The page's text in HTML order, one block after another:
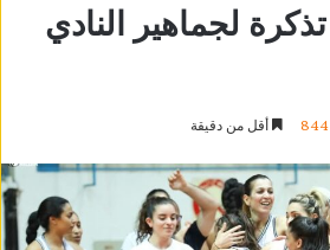
سيدات: 300 تذكرة لجماهير النادي
844 أقل من دقيقة